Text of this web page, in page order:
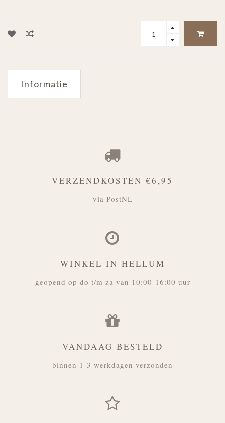
Informatie
VERZENDKOSTEN €6,95
via PostNL
WINKEL IN HELLUM
geopend op do t/m za van 10:00-16:00 uur
VANDAAG BESTELD
binnen 1-3 werkdagen verzonden